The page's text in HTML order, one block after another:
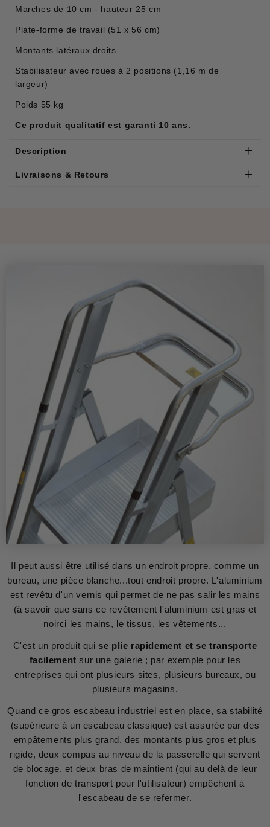
Marches de 10 cm - hauteur 25 cm
Plate-forme de travail (51 x 56 cm)
Montants latéraux droits
Stabilisateur avec roues à 2 positions (1,16 m de
largeur)
Poids 55 kg
Ce produit qualitatif est garanti 10 ans.
Description
Livraisons & Retours
Il peut aussi être utilisé dans un endroit propre, comme un
bureau, une pièce blanche...tout endroit propre. L'aluminium
est revêtu d'un vernis qui permet de ne pas salir les mains
(à savoir que sans ce revêtement l'aluminium est gras et
noirci les mains, le tissus, les vêtements...
C'est un produit qui se plie rapidement et se transporte
facilement sur une galerie ; par exemple pour les
entreprises qui ont plusieurs sites, plusieurs bureaux, ou
plusieurs magasins.
Quand ce gros escabeau industriel est en place, sa stabilité
(supérieure à un escabeau classique) est assurée par des
empâtements plus grand. des montants plus gros et plus
rigide, deux compas au niveau de la passerelle qui servent
de blocage, et deux bras de maintient (qui au delà de leur
fonction de transport pour l'utilisateur) empêchent à
l'escabeau de se refermer.